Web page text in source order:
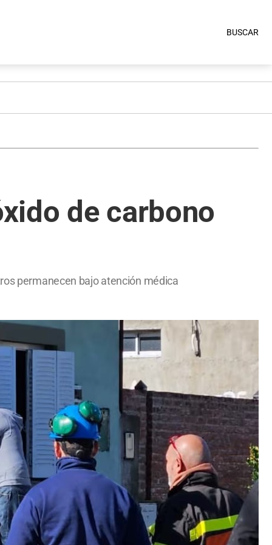
BUSCAR
de carbono
permanecen bajo atención médica